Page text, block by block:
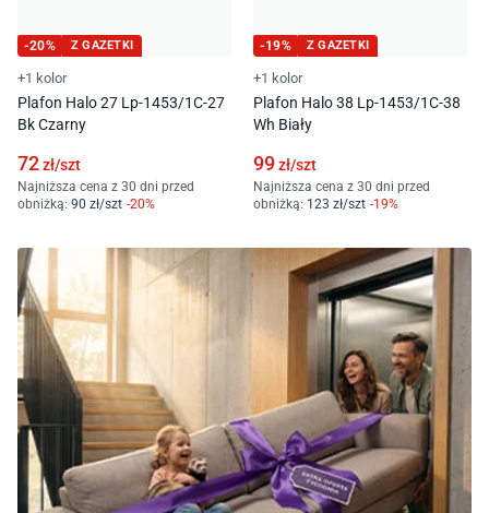
-20% Z GAZETKI
+1 kolor
Plafon Halo 27 Lp-1453/1C-27
Bk Czarny
72zł/szt
Najniższa cena z 30 dni przed
obniżką: 90 zł/szt -20%
-19% Z GAZETKI
+1 kolor
Plafon Halo 38 Lp-1453/1C-38
Wh Biały
99zł/szt
Najniższa cena z 30 dni przed
obniżką: 123 zł/szt -19%